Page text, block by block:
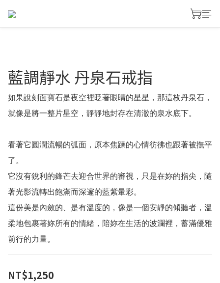
藍調靜水 丹泉石戒指
如果說刻面寶石是夜空裡眨著眼睛的星星，那這枚丹泉石，
就像是將一整片星空，靜靜地封存在清澈的泉水底下。
看著它圓潤流暢的弧面，原本焦躁的心情彷彿也跟著被撫平
了。
它沒有銳利的鋒芒去迎合世界的審視，只是在妳的指尖，隨
著光影流轉出飽滿而深邃的藍紫暈彩。
這份美是內斂的、是有溫度的，像是一個安靜的傾聽者，溫
柔地包裹著妳所有的情緒，陪妳在生活的波瀾裡，蓄滿優雅
前行的力量。
NT$1,250